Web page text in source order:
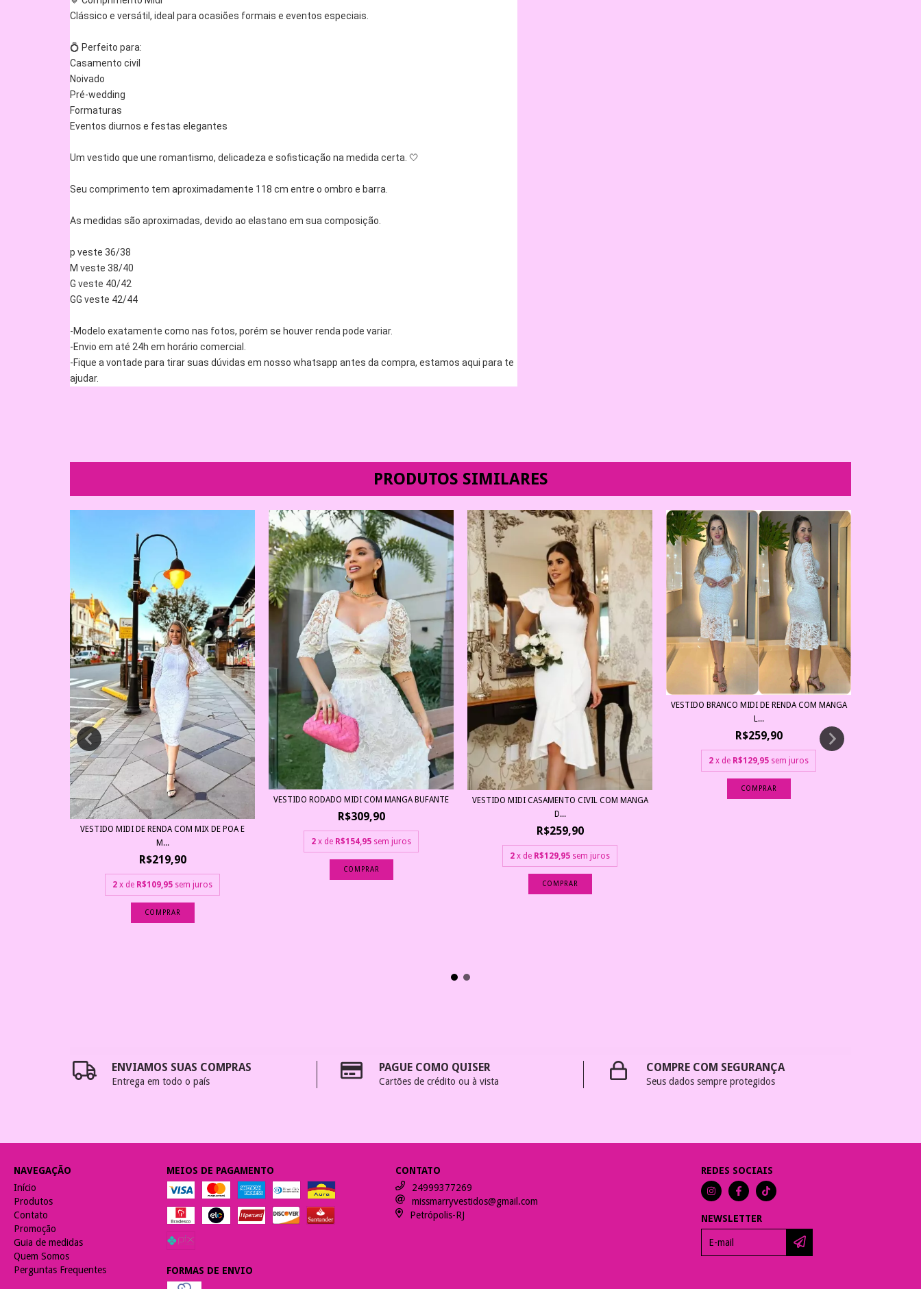
Clássico e versátil, ideal para ocasiões formais e eventos especiais.
💍 Perfeito para:
Casamento civil
Noivado
Pré-wedding
Formaturas
Eventos diurnos e festas elegantes
Um vestido que une romantismo, delicadeza e sofisticação na medida certa. 🤍
Seu comprimento tem aproximadamente 118 cm entre o ombro e barra.
As medidas são aproximadas, devido ao elastano em sua composição.
p veste 36/38
M veste 38/40
G veste 40/42
GG veste 42/44
-Modelo exatamente como nas fotos, porém se houver renda pode variar.
-Envio em até 24h em horário comercial.
-Fique a vontade para tirar suas dúvidas em nosso whatsapp antes da compra, estamos aqui para te
ajudar.
PRODUTOS SIMILARES
VESTIDO MIDI DE RENDA COM MIX DE POA E
M...
R$219,90
2 x de R$109,95 sem juros
COMPRAR
VESTIDO RODADO MIDI COM MANGA BUFANTE
R$309,90
2 x de R$154,95 sem juros
COMPRAR
VESTIDO MIDI CASAMENTO CIVIL COM MANGA
D...
R$259,90
2 x de R$129,95 sem juros
COMPRAR
VESTIDO BRANCO MIDI DE RENDA COM MANGA
L...
R$259,90
2 x de R$129,95 sem juros
COMPRAR
ENVIAMOS SUAS COMPRAS
Entrega em todo o país
PAGUE COMO QUISER
Cartões de crédito ou à vista
COMPRE COM SEGURANÇA
Seus dados sempre protegidos
NAVEGAÇÃO
Início
Produtos
Contato
Promoção
Guia de medidas
Quem Somos
Perguntas Frequentes
MEIOS DE PAGAMENTO
FORMAS DE ENVIO
CONTATO
24999377269
missmarryvestidos@gmail.com
Petrópolis-RJ
REDES SOCIAIS
NEWSLETTER